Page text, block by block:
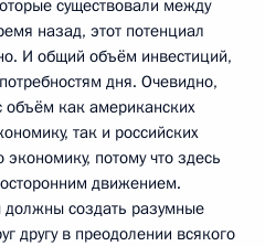
существовали между
назад, этот потенциал
И общий объём инвестиций,
дня. Очевидно,
объём как американских
так и российских
потому что здесь
движением.
создать разумные
другу в преодолении всякого